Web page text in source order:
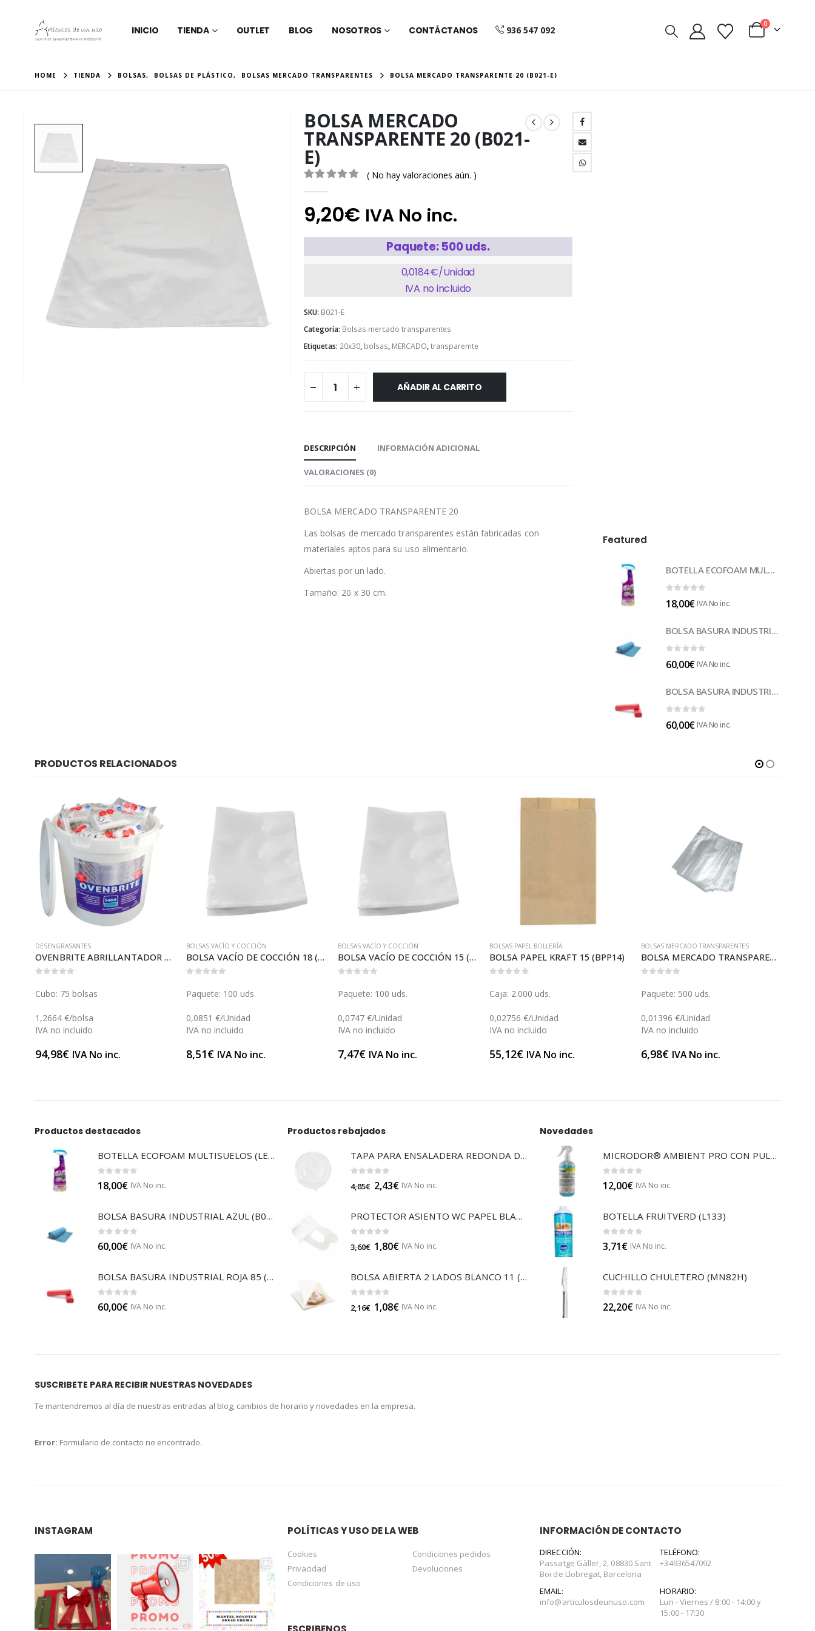
INICIO TIENDA OUTLET BLOG NOSOTROS CONTÁCTANOS 936 547 092
0
HOME TIENDA BOLSAS, BOLSAS DE PLÁSTICO, BOLSAS MERCADO TRANSPARENTES BOLSA MERCADO TRANSPARENTE 20 (B021-E)
BOLSA MERCADO
TRANSPARENTE 20 (B021-
E)
( No hay valoraciones aún. )
9,20€ IVA No inc.
Paquete: 500 uds.
0,0184€/Unidad
IVA no incluido
SKU: B021-E
Categoría: Bolsas mercado transparentes
Etiquetas: 20x30, bolsas, MERCADO,transparemte
AÑADIR AL CARRITO
DESCRIPCIÓN INFORMACIÓN ADICIONAL
VALORACIONES (0)
BOLSA MERCADO TRANSPARENTE 20
Las bolsas de mercado transparentes están fabricadas con
materiales aptos para su uso alimentario.
Abiertas por un lado.
Tamaño: 20 x 30 cm.
Featured
BOTELLA ECOFOAM MULTISUELOS (LECOF12)
18,00€ IVA No inc.
BOLSA BASURA INDUSTRIAL AZUL (B014A)
60,00€ IVA No inc.
BOLSA BASURA INDUSTRIAL ROJA 85 (B014)
60,00€ IVA No inc.
PRODUCTOS RELACIONADOS
DESENGRASANTES
OVENBRITE ABRILLANTADOR HORNOS (L129A)
Cubo: 75 bolsas
1,2664 €/bolsa
IVA no incluido
94,98€ IVA No inc.
BOLSAS VACÍO Y COCCIÓN
BOLSA VACÍO DE COCCIÓN 18 (B106)
Paquete: 100 uds.
0,0851 €/Unidad
IVA no incluido
8,51€ IVA No inc.
BOLSAS VACÍO Y COCCIÓN
BOLSA VACÍO DE COCCIÓN 15 (B107)
Paquete: 100 uds.
0,0747 €/Unidad
IVA no incluido
7,47€ IVA No inc.
BOLSAS PAPEL BOLLERÍA
BOLSA PAPEL KRAFT 15 (BPP14)
Caja: 2.000 uds.
0,02756 €/Unidad
IVA no incluido
55,12€ IVA No inc.
BOLSAS MERCADO TRANSPARENTES
BOLSA MERCADO TRANSPARENTE 15 (B026)
Paquete: 500 uds.
0,01396 €/Unidad
IVA no incluido
6,98€ IVA No inc.
Productos destacados
BOTELLA ECOFOAM MULTISUELOS (LECOF12)
0 out of 5
18,00€ IVA No inc.
BOLSA BASURA INDUSTRIAL AZUL (B014A)
0out of 5
60,00€ IVA No inc.
BOLSA BASURA INDUSTRIAL ROJA 85 (B014)
0out of 5
60,00€ IVA No inc.
Productos rebajados
TAPA PARA ENSALADERA REDONDA DE 750 (E132NT)
out of 5
4,85€ 2,43€ IVA No inc.
PROTECTOR ASIENTO WC PAPEL BLANCO (GP16213)
out of 5
3,60€ 1,80€ IVA No inc.
BOLSA ABIERTA 2 LADOS BLANCO 11 (GP25511)
out of 5
2,16€ 1,08€ IVA No inc.
Novedades
MICRODOR® AMBIENT PRO CON PULVERIZADOR (LB08)
0 out of 5
12,00€ IVA No inc.
BOTELLA FRUITVERD (L133)
0 out of 5
3,71€ IVA No inc.
CUCHILLO CHULETERO (MN82H)
0 out of 5
22,20€ IVA No inc.
SUSCRIBETE PARA RECIBIR NUESTRAS NOVEDADES
Te mantendremos al día de nuestras entradas al blog, cambios de horario y novedades en la empresa.
Error: Formulario de contacto no encontrado.
INSTAGRAM POLÍTICAS Y USO DE LA WEB
Cookies
Privacidad
Condiciones de uso
Condiciones pedidos
Devoluciones
INFORMACIÓN DE CONTACTO
DIRECCIÓN:
Passatge Gàller, 2, 08830 Sant
Boi de Llobregat, Barcelona
TELÉFONO:
+34936547092
EMAIL:
info@articulosdeunuso.com
HORARIO:
Lun - Viernes / 8:00 - 14:00 y
15:00 - 17:30